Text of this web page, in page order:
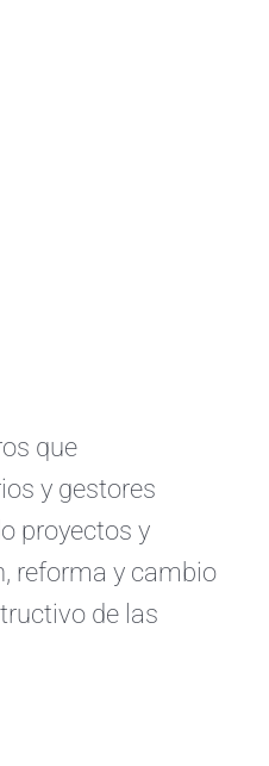
que
y gestores
proyectos y
reforma y cambio
de las